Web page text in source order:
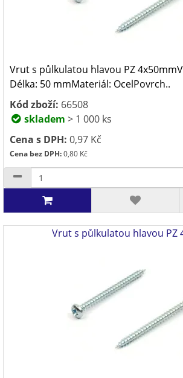
Vrut s půlkulatou hlavou PZ
Délka: 50 mmMateriál: OcelPovrch..
Kód zboží: 66508
skladem > 1 000 ks
Cena s DPH: 0,97 Kč
Cena bez DPH:0,80 Kč
Vrut s půlkulatou hlavou PZ